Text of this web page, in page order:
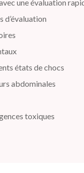
une évaluation
d’évaluation
états de chocs
abdominales
toxiques